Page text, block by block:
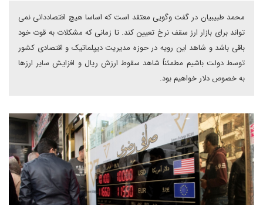
محمد طبیبیان در گفت وگویی معتقد است که اساسا هیچ اقتصاددانی نمی
تواند برای بازار ارز سقف نرخ تعیین کند. تا زمانی که مشکلات به قوت خود
باقی باشد و شاهد این رویه در حوزه مدیریت دیپلماتیک و اقتصادی کشور
توسط دولت باشیم مطمئناً شاهد سقوط ارزش ریال و افزایش سایر ارزها
به خصوص دلار خواهیم بود.